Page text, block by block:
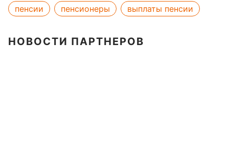
пенсии пенсионеры выплаты пенсии
НОВОСТИ ПАРТНЕРОВ